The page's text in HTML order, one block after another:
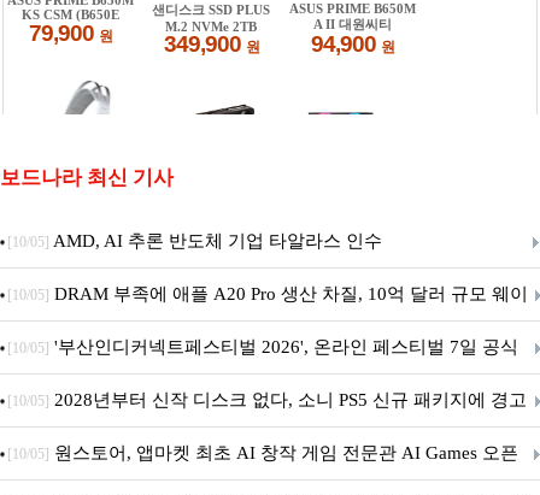
보드나라 최신 기사
[10/05] AMD, AI 추론 반도체 기업 타알라스 인수
[10/05] DRAM 부족에 애플 A20 Pro 생산 차질, 10억 달러 규모 웨이
퍼 대기
[10/05] '부산인디커넥트페스티벌 2026', 온라인 페스티벌 7일 공식
개막... 22일간 진행
[10/05] 2028년부터 신작 디스크 없다, 소니 PS5 신규 패키지에 경고
문 추가
[10/05] 원스토어, 앱마켓 최초 AI 창작 게임 전문관 AI Games 오픈